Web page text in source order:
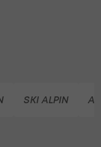
SKI ALPIN